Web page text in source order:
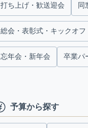
打ち上げ・歓送迎会 同
総会・表彰式・キックオフ
忘年会・新年会 卒業パ
予算から探す